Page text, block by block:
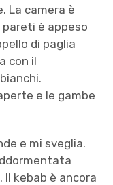
La camera è
pareti è appeso
di paglia
con il
e le gambe
e mi sveglia.
kebab è ancora